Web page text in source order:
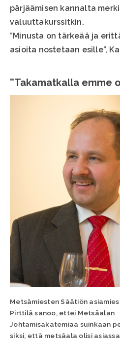
pärjäämisen kannalta
valuuttakurssitkin.
”Minusta on tärkeää ja
asioita nostetaan esille”,
”Takamatkalla emme
Metsämiesten Säätiön
Pirttilä sanoo, ettei Metsäalan
Johtamisakatemiaa suinkaan
siksi, että metsäala olisi